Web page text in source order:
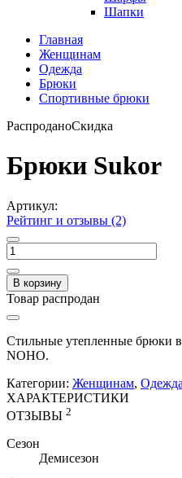
Шапки
Главная
Женщинам
Одежда
Брюки
Спортивные брюки
РаспроданоСкидка
Брюки Sukor
Артикул:
Рейтинг и отзывы (2)
В корзину
Товар распродан
Стильные утепленные брюки
NOHO.
Категории: Женщинам, Одежда
ХАРАКТЕРИСТИКИ
ОТЗЫВЫ 2
Сезон
Демисезон